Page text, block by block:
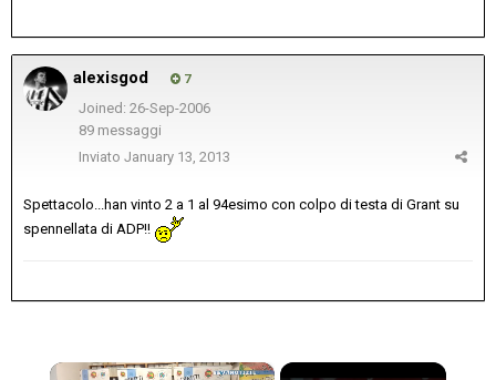
alexisgod 7
Joined: 26-Sep-2006
89 messaggi
Inviato January 13, 2013
Spettacolo...han vinto 2 a 1 al 94esimo con colpo di testa di Grant su
spennellata di ADP!!
×